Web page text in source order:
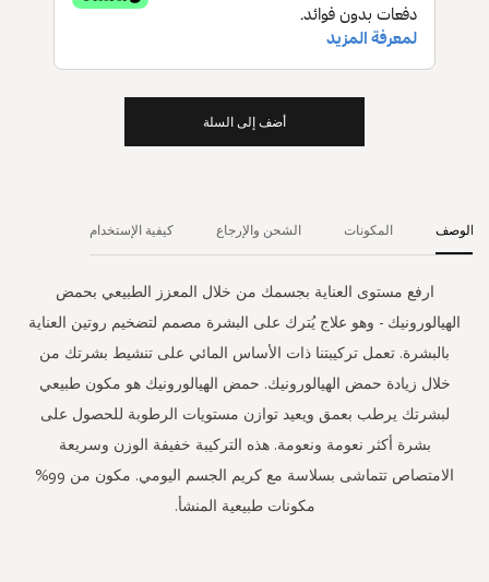
أضف إلى السلة
الوصف
ارفع مستوى العناية بجسمك من خلال المعزز الطبيعي بحمض
الهيالورونيك - وهو علاج يُترك على البشرة مصمم لتضخيم روتين العناية
بالبشرة. تعمل تركيبتنا ذات الأساس المائي على تنشيط بشرتك من
خلال زيادة حمض الهيالورونيك. حمض الهيالورونيك هو مكون طبيعي
لبشرتك يرطب بعمق ويعيد توازن مستويات الرطوبة للحصول على
بشرة أكثر نعومة ونعومة. هذه التركيبة خفيفة الوزن وسريعة
الامتصاص تتماشى بسلاسة مع كريم الجسم اليومي. مكون من 99%
مكونات طبيعية المنشأ.
المكونات الشحن والإرجاع كيفية الإستخدام